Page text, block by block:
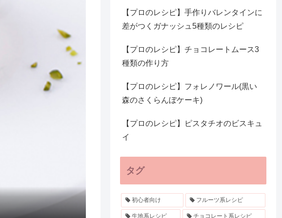
【プロのレシピ】手作りバレンタインに
差がつくガナッシュ5種類のレシピ
【プロのレシピ】チョコレートムース3
種類の作り方
【プロのレシピ】フォレノワール(黒い
森のさくらんぼケーキ)
【プロのレシピ】ピスタチオのビスキュ
イ
タグ
初心者向け フルーツ系レシピ
生地系レシピ チョコレート系レシピ